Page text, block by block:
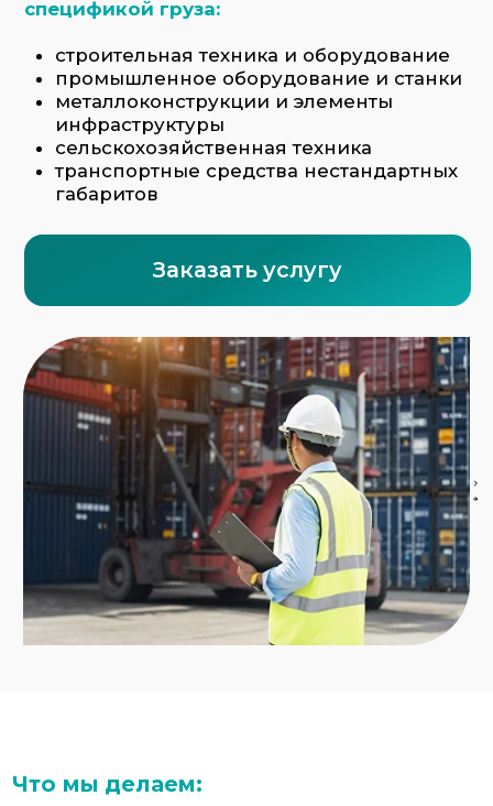
требуется международная перевозка
Подбираем подходящий транспорт —
низкорамные тралы, платформы,
Организуем сопровождение — в том
числе полицейское и с пилотными
Получаем все разрешения от ГИБДД,
Минтранса и дорожных служб
Разрабатываем маршрут с учётом всех
грузоподъёмность дорог